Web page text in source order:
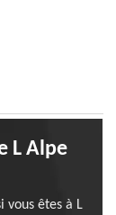
L Alpe
vous êtes à L